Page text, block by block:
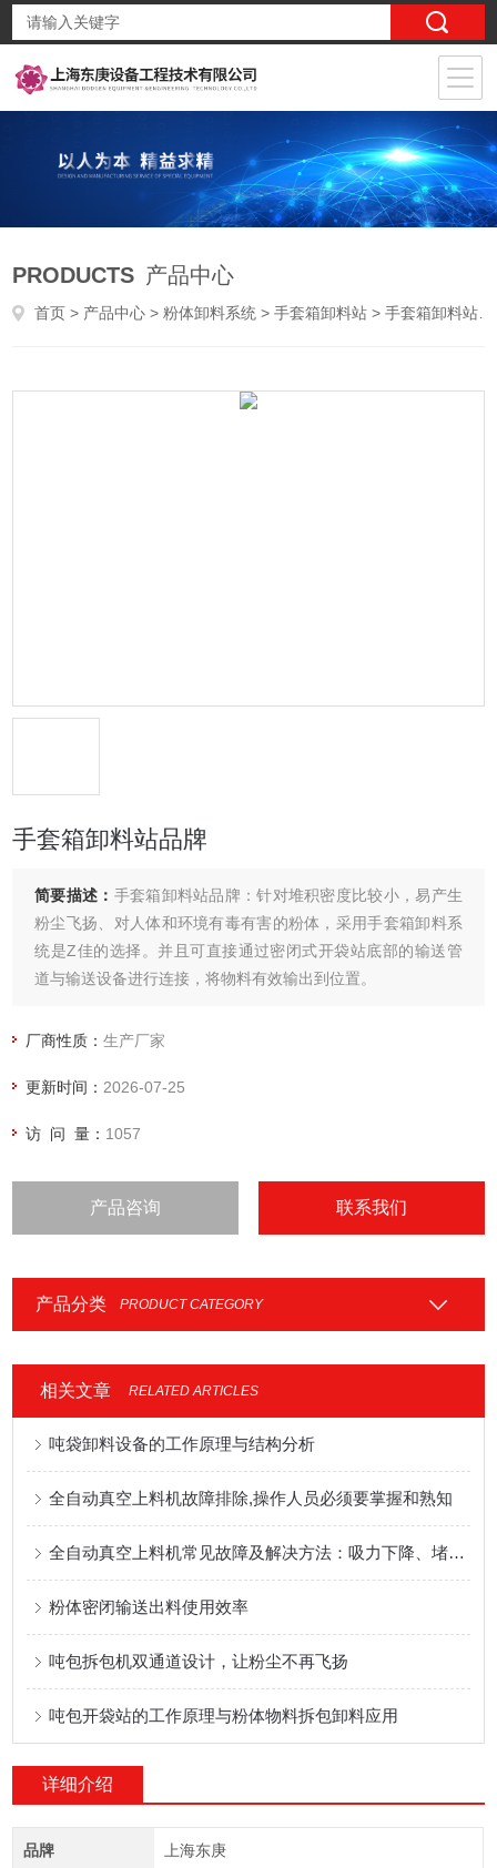
PRODUCTS 产品中心
首页 > 产品中心 >粉体卸料系统 >手套箱卸料站 > 手套箱卸料站品牌
手套箱卸料站品牌
简要描述： 手套箱卸料站品牌：针对堆积密度比较小，易产生
粉尘飞扬、对人体和环境有毒有害的粉体，采用手套箱卸料系
统是Z佳的选择。并且可直接通过密闭式开袋站底部的输送管
道与输送设备进行连接，将物料有效输出到位置。
厂商性质：生产厂家
更新时间： 2026-07-25
访 问 量： 1057
产品咨询 联系我们
产品分类 PRODUCT CATEGORY
相关文章 RELATED ARTICLES
吨袋卸料设备的工作原理与结构分析
全自动真空上料机故障排除,操作人员必须要掌握和熟知
全自动真空上料机常见故障及解决方法：吸力下降、堵料、漏气怎么办？
粉体密闭输送出料使用效率
吨包拆包机双通道设计，让粉尘不再飞扬
吨包开袋站的工作原理与粉体物料拆包卸料应用
详细介绍
品牌 上海东庚